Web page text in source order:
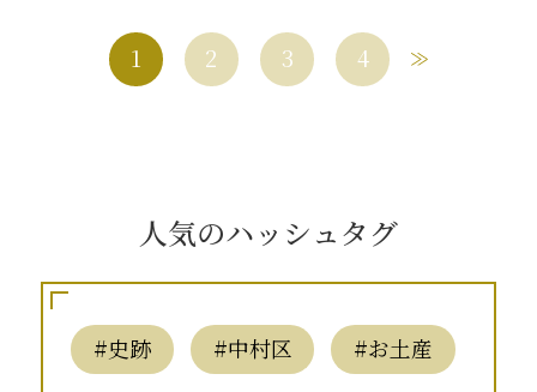
1 2 3 4
人気のハッシュタグ
#史跡 #中村区 #お土産